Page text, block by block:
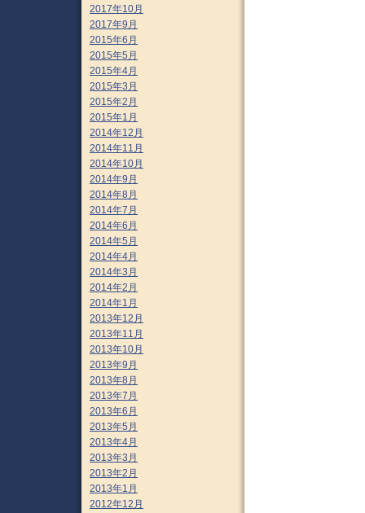
2017年10月
2017年9月
2015年6月
2015年5月
2015年4月
2015年3月
2015年2月
2015年1月
2014年12月
2014年11月
2014年10月
2014年9月
2014年8月
2014年7月
2014年6月
2014年5月
2014年4月
2014年3月
2014年2月
2014年1月
2013年12月
2013年11月
2013年10月
2013年9月
2013年8月
2013年7月
2013年6月
2013年5月
2013年4月
2013年3月
2013年2月
2013年1月
2012年12月